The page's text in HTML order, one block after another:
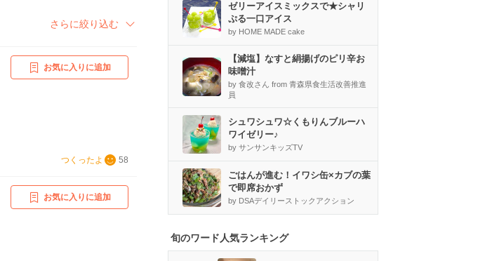
さらに絞り込む
お気に入りに追加
つくったよ 58
お気に入りに追加
ゼリーアイスミックスで★シャリ
ぷる一口アイス
by HOME MADE cake
【減塩】なすと絹揚げのピリ辛お
味噌汁
by 食改さん from 青森県食生活改善推進
員
シュワシュワ☆くもりんブルーハ
ワイゼリー♪
by サンサンキッズTV
ごはんが進む！イワシ缶×カブの葉
で即席おかず
by DSAデイリーストックアクション
旬のワード人気ランキング